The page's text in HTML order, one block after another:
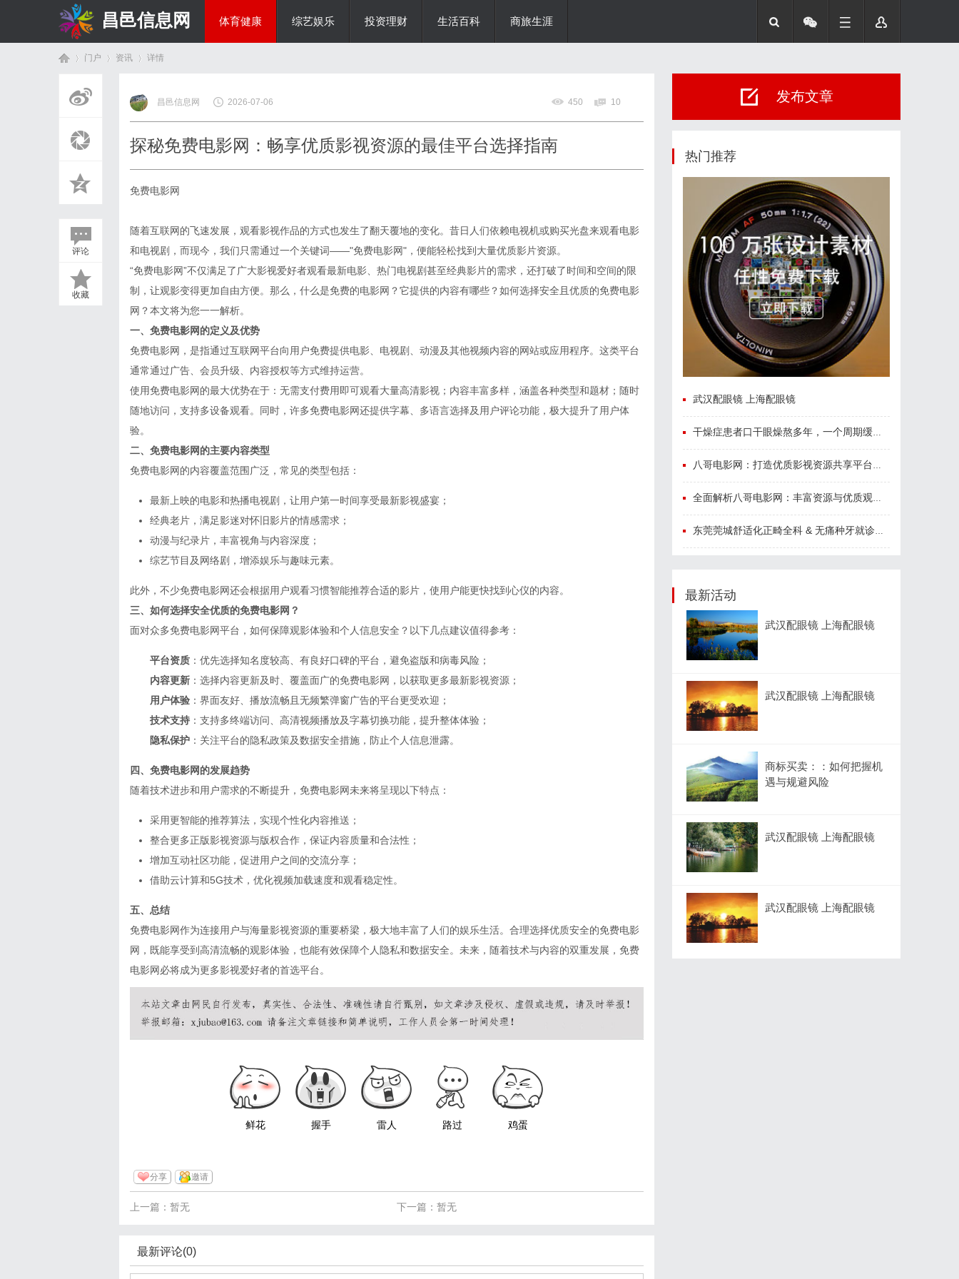
昌邑信息网 体育健康 综艺娱乐 投资理财 生活百科 商旅生涯
门户 资讯
›
详情
评论
收藏
昌邑信息网 2026-07-06 450 10
探秘免费电影网：畅享优质影视资源的最佳平台选择指南
免费电影网
随着互联网的飞速发展，观看影视作品的方式也发生了翻天覆地的变化。昔日人们依赖电视机或购买光盘来观看电影
和电视剧，而现今，我们只需通过一个关键词——"免费电影网"，便能轻松找到大量优质影片资源。
“免费电影网”不仅满足了广大影视爱好者观看最新电影、热门电视剧甚至经典影片的需求，还打破了时间和空间的限
制，让观影变得更加自由方便。那么，什么是免费的电影网？它提供的内容有哪些？如何选择安全且优质的免费电影
网？本文将为您一一解析。
一、免费电影网的定义及优势
免费电影网，是指通过互联网平台向用户免费提供电影、电视剧、动漫及其他视频内容的网站或应用程序。这类平台
通常通过广告、会员升级、内容授权等方式维持运营。
使用免费电影网的最大优势在于：无需支付费用即可观看大量高清影视；内容丰富多样，涵盖各种类型和题材；随时
随地访问，支持多设备观看。同时，许多免费电影网还提供字幕、多语言选择及用户评论功能，极大提升了用户体
验。
二、免费电影网的主要内容类型
免费电影网的内容覆盖范围广泛，常见的类型包括：
最新上映的电影和热播电视剧，让用户第一时间享受最新影视盛宴；
经典老片，满足影迷对怀旧影片的情感需求；
动漫与纪录片，丰富视角与内容深度；
综艺节目及网络剧，增添娱乐与趣味元素。
此外，不少免费电影网还会根据用户观看习惯智能推荐合适的影片，使用户能更快找到心仪的内容。
三、如何选择安全优质的免费电影网？
面对众多免费电影网平台，如何保障观影体验和个人信息安全？以下几点建议值得参考：
平台资质 ：优先选择知名度较高、有良好口碑的平台，避免盗版和病毒风险；
内容更新 ：选择内容更新及时、覆盖面广的免费电影网，以获取更多最新影视资源；
用户体验 ：界面友好、播放流畅且无频繁弹窗广告的平台更受欢迎；
技术支持 ：支持多终端访问、高清视频播放及字幕切换功能，提升整体体验；
隐私保护 ：关注平台的隐私政策及数据安全措施，防止个人信息泄露。
四、免费电影网的发展趋势
随着技术进步和用户需求的不断提升，免费电影网未来将呈现以下特点：
采用更智能的推荐算法，实现个性化内容推送；
整合更多正版影视资源与版权合作，保证内容质量和合法性；
增加互动社区功能，促进用户之间的交流分享；
借助云计算和5G技术，优化视频加载速度和观看稳定性。
五、总结
免费电影网作为连接用户与海量影视资源的重要桥梁，极大地丰富了人们的娱乐生活。合理选择优质安全的免费电影
网，既能享受到高清流畅的观影体验，也能有效保障个人隐私和数据安全。未来，随着技术与内容的双重发展，免费
电影网必将成为更多影视爱好者的首选平台。
鲜花 握手 雷人 路过 鸡蛋
分享 邀请
下一篇：暂无
上一篇：暂无
最新评论(0)
发布文章
热门推荐
武汉配眼镜 上海配眼镜
干燥症患者口干眼燥熬多年，一个周期缓过来？老中医：一张辨证方对症，身体找回津液
八哥电影网：打造优质影视资源共享平台的创新之路
全面解析八哥电影网：丰富资源与优质观影体验的终极指南
东莞莞城舒适化正畸全科 & 无痛种牙就诊避坑攻略
最新活动
武汉配眼镜 上海配眼镜
武汉配眼镜 上海配眼镜
商标买卖：：如何把握机
遇与规避风险
武汉配眼镜 上海配眼镜
武汉配眼镜 上海配眼镜